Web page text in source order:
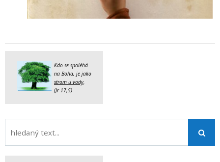
Kdo se spoléhá
na Boha, je jako
strom u vody.
(Jr 17,5)